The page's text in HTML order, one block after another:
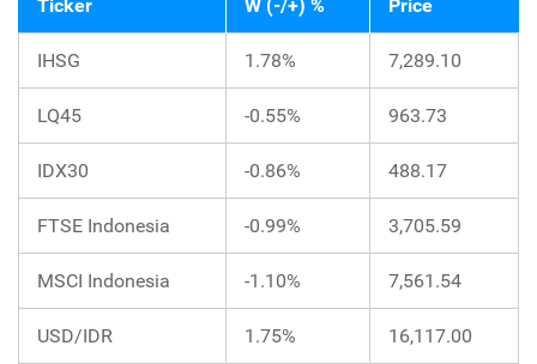
Ticker W (-/+) % Price
IHSG 1.78% 7,289.10
LQ45 -0.55% 963.73
IDX30 -0.86% 488.17
FTSE Indonesia -0.99% 3,705.59
MSCI Indonesia -1.10% 7,561.54
USD/IDR 1.75% 16,117.00